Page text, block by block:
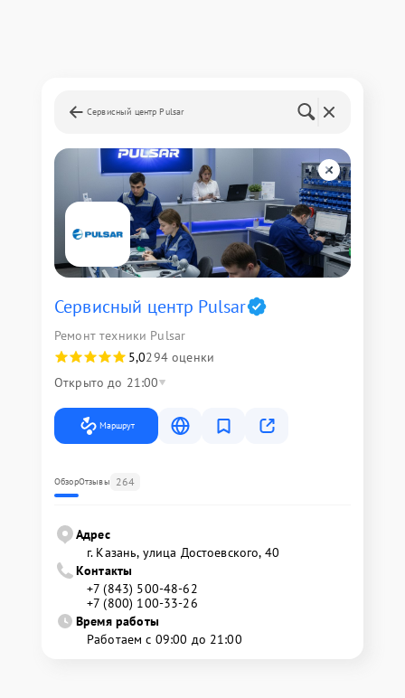
Сервисный центр Pulsar
Сервисный центр Pulsar
Ремонт техники Pulsar
5,0294 оценки
Открыто до 21:00
Маршрут
ОбзорОтзывы 264
Адрес
г. Казань, улица Достоевского, 40
Контакты
+7 (843) 500-48-62
+7 (800) 100-33-26
Время работы
Работаем с 09:00 до 21:00